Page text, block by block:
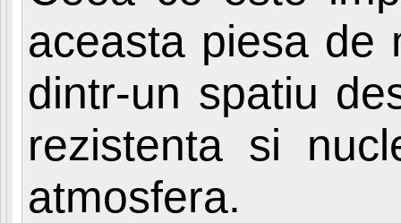
aceasta piesa de
dintr-un spatiu
rezistenta si
atmosfera.